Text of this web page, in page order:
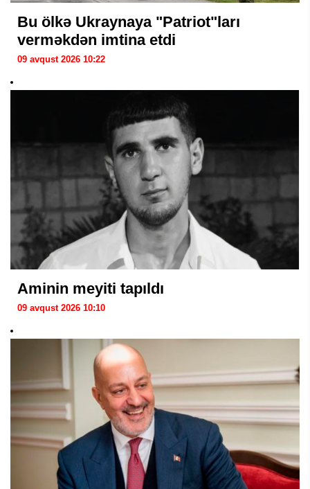
Bu ölkə Ukraynaya "Patriot"ları
verməkdən imtina etdi
09 avqust 2026 10:22
Aminin meyiti tapıldı
09 avqust 2026 10:10